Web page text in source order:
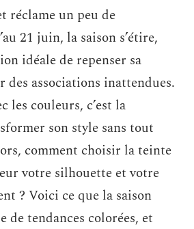
réclame un peu de
21 juin, la saison s’étire,
idéale de repenser sa
des associations inattendues.
les couleurs, c’est la
son style sans tout
comment choisir la teinte
votre silhouette et votre
? Voici ce que la saison
de tendances colorées, et